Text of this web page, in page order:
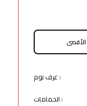
: غرف نوم
: الحمامات